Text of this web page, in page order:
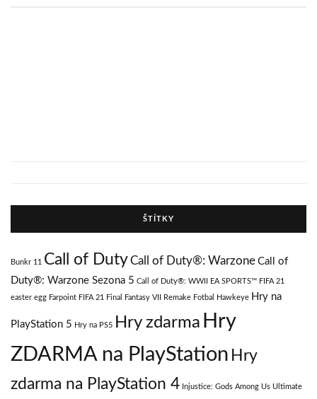
ŠTÍTKY
Bunkr 11 Call of DutyCall of Duty®: Warzone Call of
Duty®: Warzone Sezona 5 Call of Duty®: WWII EA SPORTS™ FIFA 21
easter egg Farpoint FIFA 21 Final Fantasy VII Remake Fotbal Hawkeye Hry na
PlayStation 5 Hry na PS5 Hry zdarma Hry
ZDARMA na PlayStation Hry
zdarma na PlayStation 4 Injustice: Gods Among Us Ultimate